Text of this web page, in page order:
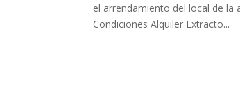
el arrendamiento del local de la
Condiciones Alquiler Extracto...